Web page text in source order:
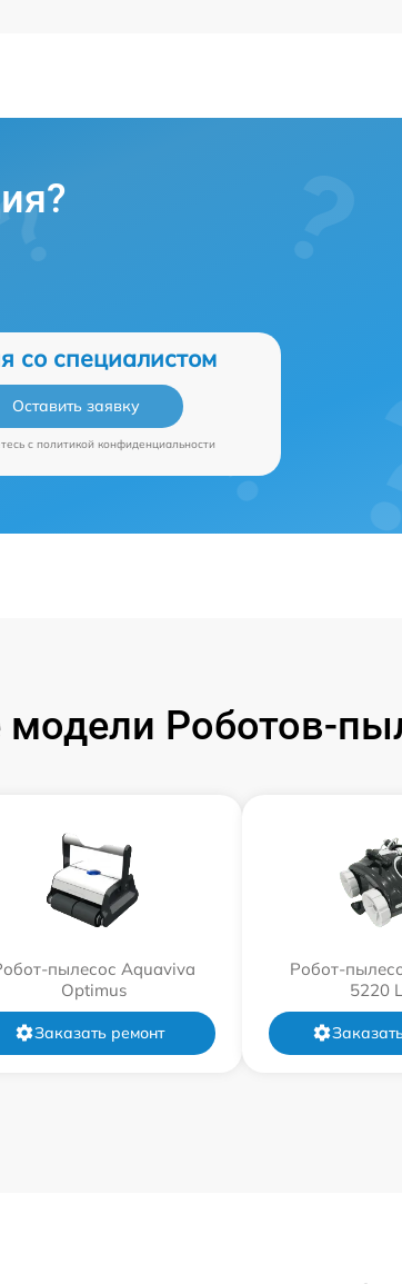
со специалистом
Оставить заявку
c политикой конфиденциальности
Роботов-
пылесос Aquaviva
Optimus
Заказать ремонт
Робот-
5220